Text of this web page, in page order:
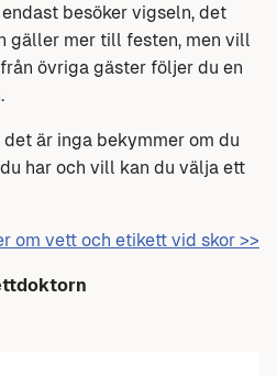
besöker vigseln, det
gäller mer till festen, men vill
övriga gäster följer du en
är inga bekymmer om du
har och vill kan du välja ett
om vett och etikett vid skor >>